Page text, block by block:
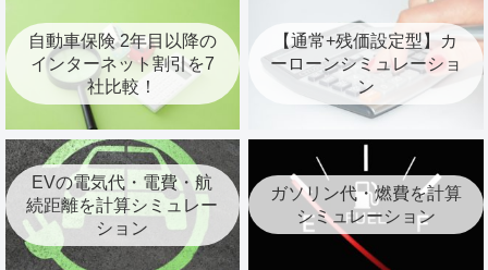
自動車保険 2年目以降の
インターネット割引を7
社比較！
【通常+残価設定型】カ
ーローンシミュレーショ
ン
EVの電気代・電費・航
続距離を計算シミュレー
ション
ガソリン代・燃費を計算
シミュレーション